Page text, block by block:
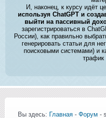
И, наконец, к курсу идёт
используя ChatGPT и
выйти на пассивный
зарегистрироваться в
России), как правильно
генерировать статьи для
поисковыми системами) и
трафик
Вы здесь: Главная - Форум -